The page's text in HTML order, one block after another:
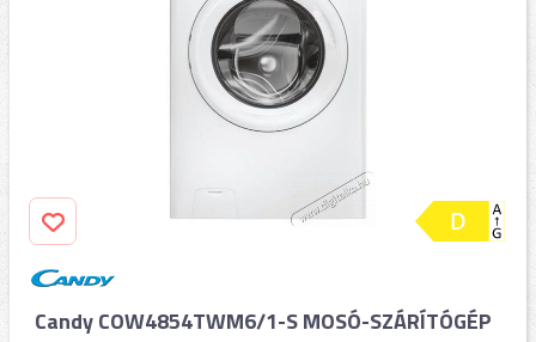
Candy COW4854TWM6/1-S MOSÓ-SZÁRÍTÓGÉP